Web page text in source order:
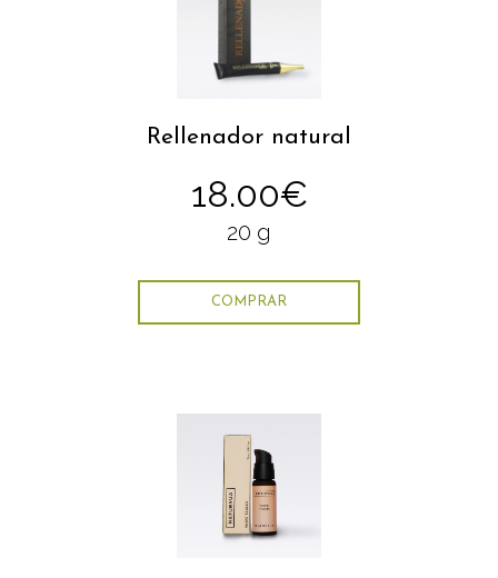
Rellenador natural
18.00€
20 g
COMPRAR